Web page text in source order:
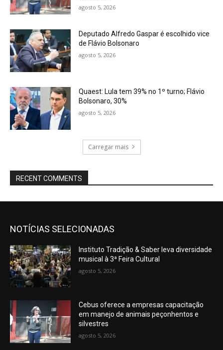
agosto 5, 2026
Deputado Alfredo Gaspar é escolhido vice
de Flávio Bolsonaro
agosto 5, 2026
Quaest: Lula tem 39% no 1º turno; Flávio
Bolsonaro, 30%
agosto 5, 2026
Carregar mais
RECENT COMMENTS
NOTÍCIAS SELECIONADAS
Instituto Tradição & Saber leva diversidade
musical à 3ª Feira Cultural
agosto 5, 2026
Cebus oferece a empresas capacitação
em manejo de animais peçonhentos e
silvestres
agosto 5, 2026